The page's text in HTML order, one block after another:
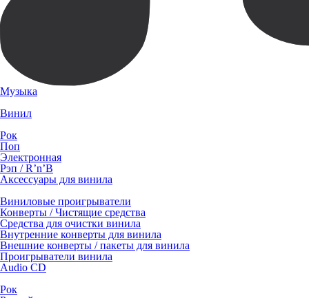
Музыка
Винил
Рок
Поп
Электронная
Рэп / R’n’B
Аксессуары для винила
Виниловые проигрыватели
Конверты / Чистящие средства
Средства для очистки винила
Внутренние конверты для винила
Внешние конверты / пакеты для винила
Проигрыватели винила
Audio CD
Рок